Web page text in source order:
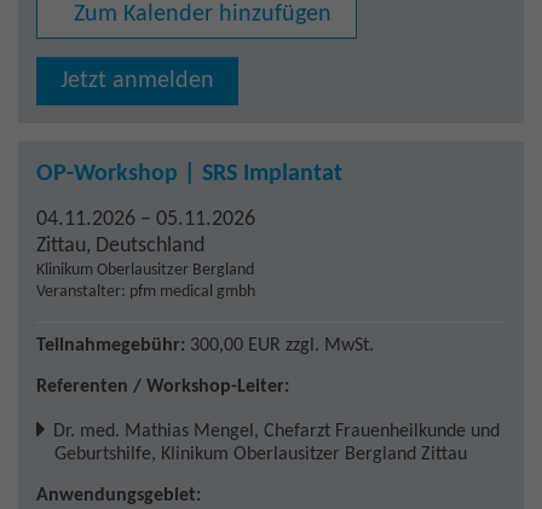
Zum Kalender hinzufügen
Jetzt anmelden
OP-Workshop | SRS Implantat
04.11.2026 – 05.11.2026
Zittau, Deutschland
Klinikum Oberlausitzer Bergland
Veranstalter: pfm medical gmbh
Teilnahmegebühr: 300,00 EUR zzgl. MwSt.
Referenten / Workshop-Leiter:
Dr. med. Mathias Mengel , Chefarzt Frauenheilkunde und
Geburtshilfe, Klinikum Oberlausitzer Bergland Zittau
Anwendungsgebiet: